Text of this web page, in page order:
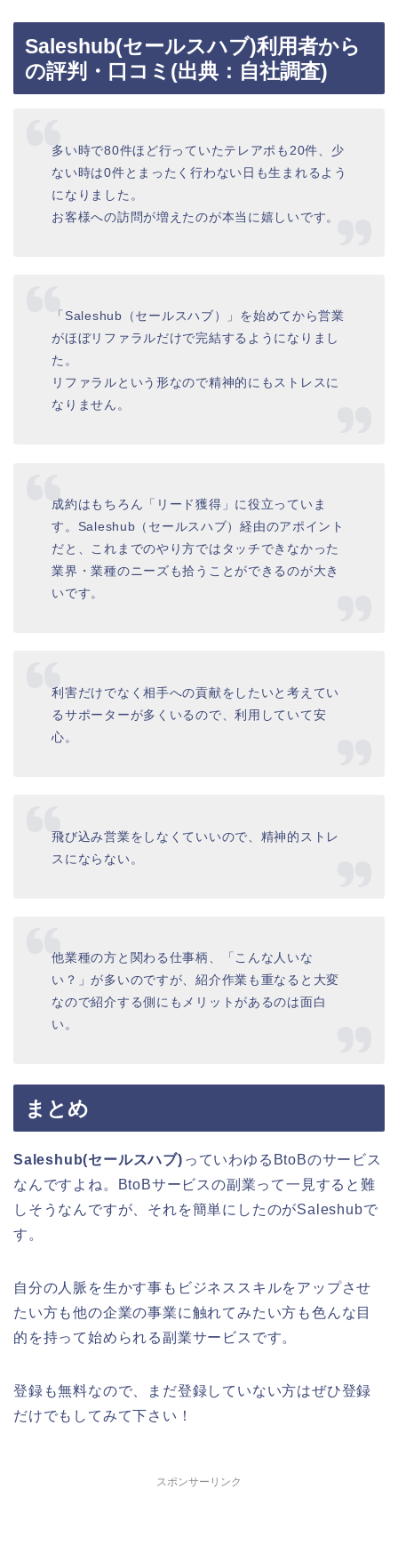
Saleshub(セールスハブ)利用者から
の評判・口コミ (出典：自社調査)
多い時で80件ほど行っていたテレアポも20件、少
ない時は0件とまったく行わない日も生まれるよう
になりました。
お客様への訪問が増えたのが本当に嬉しいです。
「Saleshub（セールスハブ）」を始めてから営業
がほぼリファラルだけで完結するようになりまし
た。
リファラルという形なので精神的にもストレスに
なりません。
成約はもちろん「リード獲得」に役立っていま
す。Saleshub（セールスハブ）経由のアポイント
だと、これまでのやり方ではタッチできなかった
業界・業種のニーズも拾うことができるのが大き
いです。
利害だけでなく相手への貢献をしたいと考えてい
るサポーターが多くいるので、利用していて安
心。
飛び込み営業をしなくていいので、精神的ストレ
スにならない。
他業種の方と関わる仕事柄、「こんな人いな
い？」が多いのですが、紹介作業も重なると大変
なので紹介する側にもメリットがあるのは面白
い。
まとめ
Saleshub(セールスハブ) っていわゆるBtoBのサービス
なんですよね。BtoBサービスの副業って一見すると難
しそうなんですが、それを簡単にしたのがSaleshubで
す。
自分の人脈を生かす事もビジネススキルをアップさせ
たい方も他の企業の事業に触れてみたい方も色んな目
的を持って始められる副業サービスです。
登録も無料なので、まだ登録していない方はぜひ登録
だけでもしてみて下さい！
スポンサーリンク